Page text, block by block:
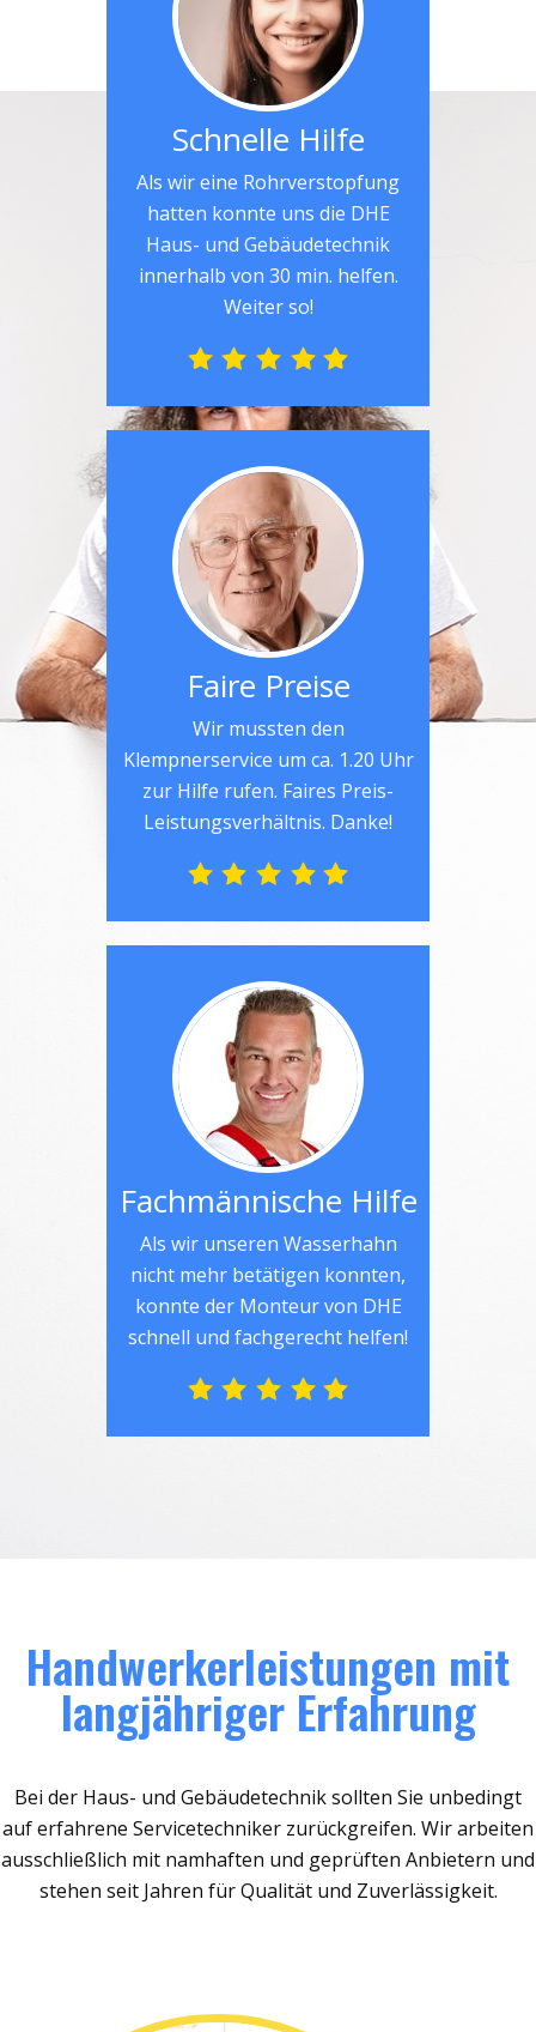
Schnelle Hilfe
Als wir eine Rohrverstopfung
hatten konnte uns die DHE
Haus- und Gebäudetechnik
innerhalb von 30 min. helfen.
Weiter so!
Faire Preise
Wir mussten den
Klempnerservice um ca. 1.20 Uhr
zur Hilfe rufen. Faires Preis-
Leistungsverhältnis. Danke!
Fachmännische Hilfe
Als wir unseren Wasserhahn
nicht mehr betätigen konnten,
konnte der Monteur von DHE
schnell und fachgerecht helfen!
Handwerkerleistungen mit
langjähriger Erfahrung
Bei der Haus- und Gebäudetechnik sollten Sie unbedingt
auf erfahrene Servicetechniker zurückgreifen. Wir arbeiten
ausschließlich mit namhaften und geprüften Anbietern und
stehen seit Jahren für Qualität und Zuverlässigkeit.